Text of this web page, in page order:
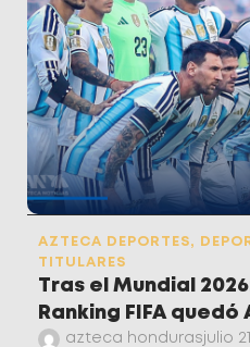
AZTECA DEPORTES,
TITULARES
Tras el Mundial
Ranking FIFA
azteca honduras julio